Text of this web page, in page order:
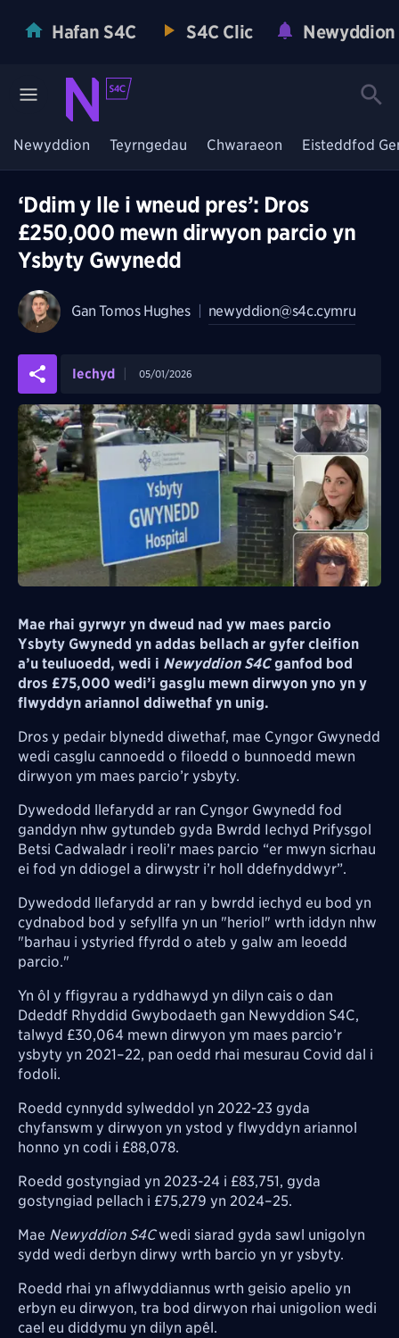
Hafan S4C S4C Clic Newyddion
Newyddion Teyrngedau Chwaraeon Eisteddfod
‘Ddim y lle i wneud pres’: Dros
£250,000 mewn dirwyon parcio yn
Ysbyty Gwynedd
GanTomos Hughes newyddion@s4c.cymru
Iechyd 05/01/2026
Mae rhai gyrwyr yn dweud nad yw maes parcio
Ysbyty Gwynedd yn addas bellach ar gyfer cleifion
a’u teuluoedd, wedi i Newyddion S4Cganfod bod
dros £75,000 wedi’i gasglu mewn dirwyon yno yn y
flwyddyn ariannol ddiwethaf yn unig.
Dros y pedair blynedd diwethaf, mae Cyngor Gwynedd
wedi casglu cannoedd o filoedd o bunnoedd mewn
dirwyon ym maes parcio’r ysbyty.
Dywedodd llefarydd ar ran Cyngor Gwynedd fod
ganddyn nhw gytundeb gyda Bwrdd Iechyd Prifysgol
Betsi Cadwaladr i reoli’r maes parcio “er mwyn sicrhau
ei fod yn ddiogel a dirwystr i’r holl ddefnyddwyr”.
Dywedodd llefarydd ar ran y bwrdd iechyd eu bod yn
cydnabod bod y sefyllfa yn un "heriol" wrth iddyn nhw
"barhau i ystyried ffyrdd o ateb y galw am leoedd
parcio."
Yn ôl y ffigyrau a ryddhawyd yn dilyn cais o dan
Ddeddf Rhyddid Gwybodaeth gan Newyddion S4C,
talwyd £30,064 mewn dirwyon ym maes parcio’r
ysbyty yn 2021–22, pan oedd rhai mesurau Covid dal i
fodoli.
Roedd cynnydd sylweddol yn 2022-23 gyda
chyfanswm y dirwyon yn ystod y flwyddyn ariannol
honno yn codi i £88,078.
Roedd gostyngiad yn 2023-24 i £83,751, gyda
gostyngiad pellach i £75,279 yn 2024–25.
Mae Newyddion S4Cwedi siarad gyda sawl unigolyn
sydd wedi derbyn dirwy wrth barcio yn yr ysbyty.
Roedd rhai yn aflwyddiannus wrth geisio apelio yn
erbyn eu dirwyon, tra bod dirwyon rhai unigolion wedi
cael eu diddymu yn dilyn apêl.